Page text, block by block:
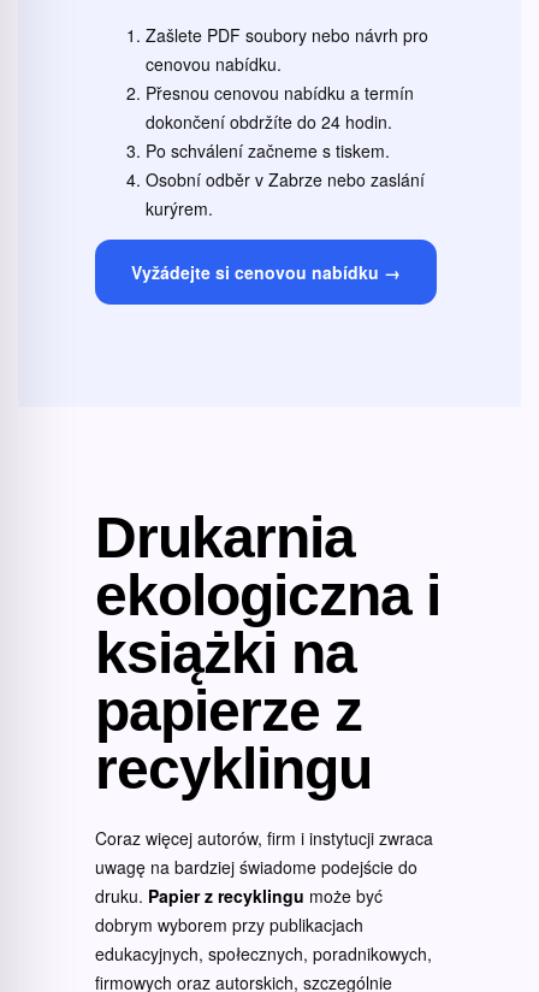
Zašlete PDF soubory nebo návrh pro
cenovou nabídku.
Přesnou cenovou nabídku a termín
dokončení obdržíte do 24 hodin.
Po schválení začneme s tiskem.
Osobní odběr v Zabrze nebo zaslání
kurýrem.
Vyžádejte si cenovou nabídku →
Drukarnia
ekologiczna i
książki na
papierze z
recyklingu
Coraz więcej autorów, firm i instytucji zwraca
uwagę na bardziej świadome podejście do
druku. Papier z recyklingu może być
dobrym wyborem przy publikacjach
edukacyjnych, społecznych, poradnikowych,
firmowych oraz autorskich, szczególnie